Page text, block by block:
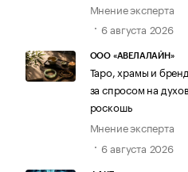
Мнение эксперта
6 августа 2026
ООО «АВЕЛАЛАЙН»
Таро, храмы и
за спросом на
роскошь
Мнение эксперта
6 августа 2026